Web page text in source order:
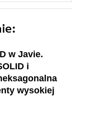
w Javie.
i
wysokiej